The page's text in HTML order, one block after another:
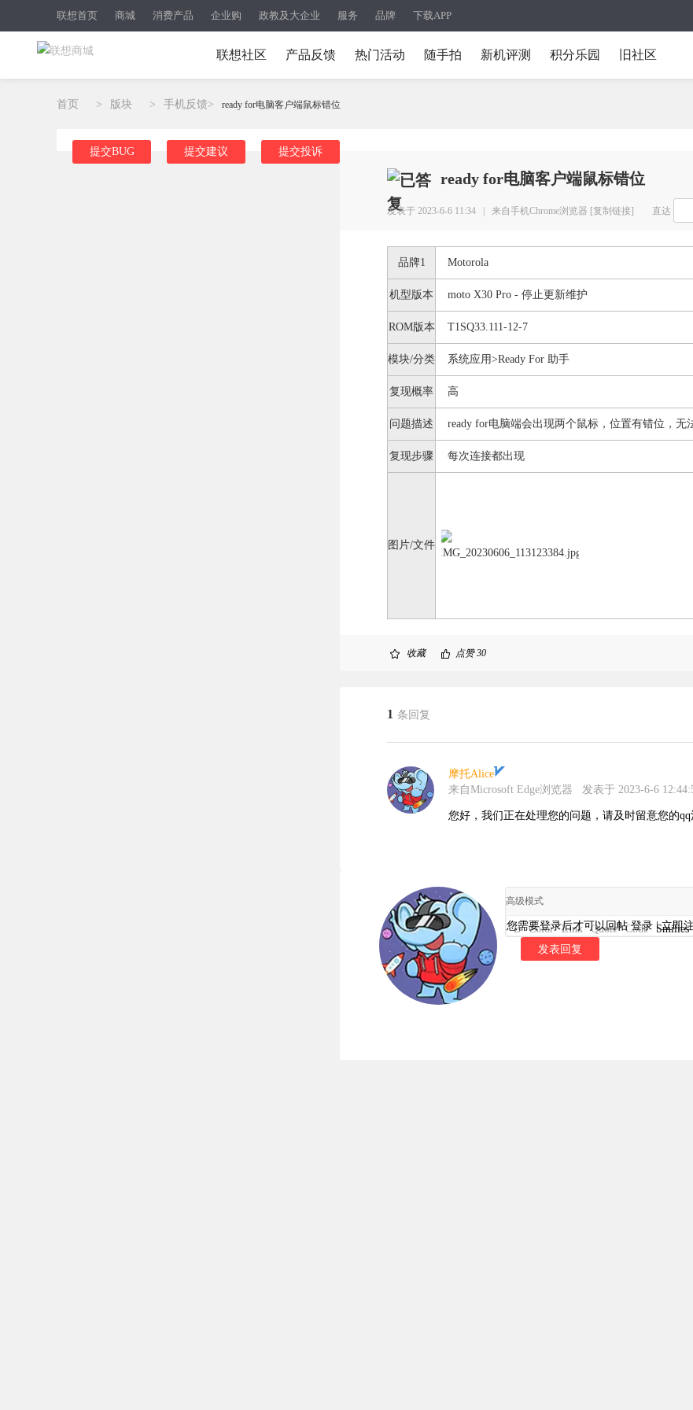
联想首页 商城 消费产品 企业购 政教及大企业 服务 品牌 下载APP
联想社区 产品反馈 热门活动 随手拍 新机评测 积分乐园 旧社区
首页 > 版块 > 手机反馈> ready for电脑客户端鼠标错位
提交BUG 提交建议 提交投诉
ready for电脑客户端鼠标错位
发表于 2023-6-6 11:34 | 来自手机Chrome浏览器 [复制链接] 直达
品牌1 Motorola
机型版本 moto X30 Pro - 停止更新维护
ROM版本 T1SQ33.111-12-7
模块/分类 系统应用>Ready For 助手
复现概率 高
问题描述 ready for电脑端会出现两个鼠标，位置有错位，无
复现步骤 每次连接都出现
图片/文件
收藏 点赞30
1 条回复
摩托Alice
来自Microsoft Edge浏览器
发表于 2023-6-6
您好，我们正在处理您的问题，请及时留意您的qq
高级模式
B Color Link Quote Code Smilies
您需要登录后才可以回帖登录 |立即
发表回复